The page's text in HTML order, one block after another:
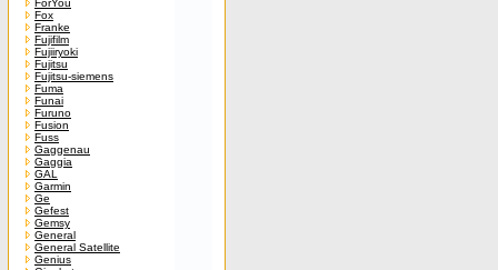
ForYou
Fox
Franke
Fujifilm
Fujiiryoki
Fujitsu
Fujitsu-siemens
Fuma
Funai
Furuno
Fusion
Fuss
Gaggenau
Gaggia
GAL
Garmin
Ge
Gefest
Gemsy
General
General Satellite
Genius